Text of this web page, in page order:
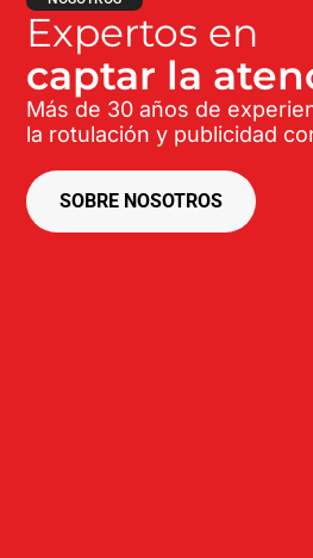
Expertos en
captar la
Más de 30 años de
la rotulación y publicidad
SOBRE NOSOTROS